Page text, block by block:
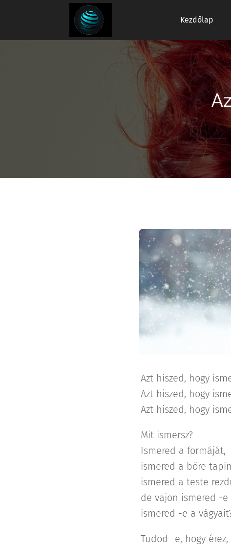
Kezdőlap
Azt hiszed, hogy
Azt hiszed, hogy
Azt hiszed, hogy
Mit ismersz?
Ismered a formáját,
ismered a bőre
ismered a teste
de vajon ismered -e
ismered -e a
Tudod -e, hogy